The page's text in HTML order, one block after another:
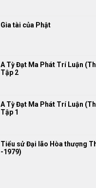
Gia tài của Phật
A Tỳ Đạt Ma Phát Trí Luận
Tập 2
A Tỳ Đạt Ma Phát Trí Luận
Tập 1
Tiểu sử Đại lão Hòa thượng
-1979)